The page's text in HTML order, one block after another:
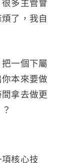
多主管會
了，我自
一個下屬
本來要做
拿去做更
核心技